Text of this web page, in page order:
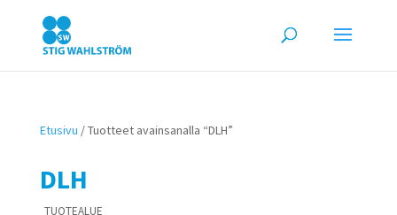
Etusivu / Tuotteet avainsanalla “DLH”
DLH